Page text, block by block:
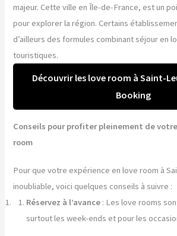
majeur. Cette ville en Île-de-France, est un
pour explorer la région. Certains
d’ailleurs des formules combinant séjour en
touristiques.
Découvrir les love room à Saint-
Booking
Conseils pour profiter pleinement de
room
Pour que votre expérience en love room à
inoubliable, voici quelques conseils à suivre :
Réservez à l’avance : Les love rooms
surtout les week-ends et pour les